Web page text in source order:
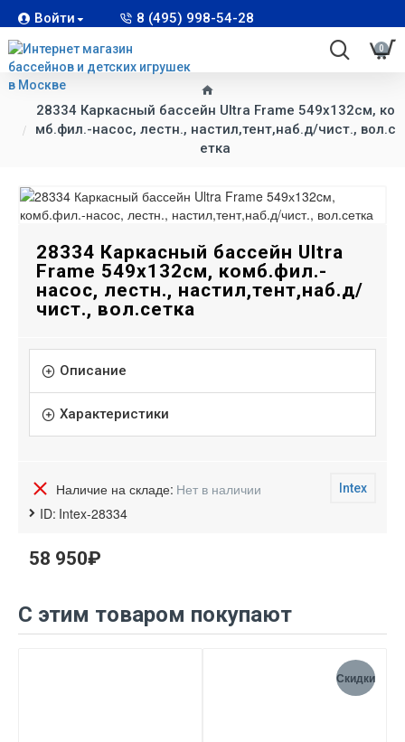
Войти 8 (495) 998-54-28
0
28334 Каркасный бассейн Ultra Frame 549х132cм, ко
мб.фил.-насос, лестн., настил,тент,наб.д/чист., вол.с
етка
28334 Каркасный бассейн Ultra
Frame 549х132cм, комб.фил.-
насос, лестн., настил,тент,наб.д/
чист., вол.сетка
Описание
Характеристики
Наличие на складе: Нет в наличии
ID: Intex-28334
Intex
58 950₽
С этим товаром покупают
Скидки